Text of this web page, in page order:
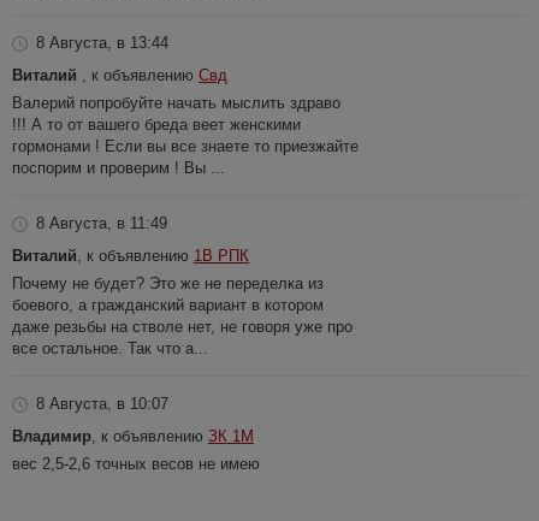
8 Августа, в 13:44
Виталий , к объявлению Свд
Валерий попробуйте начать мыслить здраво
!!! А то от вашего бреда веет женскими
гормонами ! Если вы все знаете то приезжайте
поспорим и проверим ! Вы ...
8 Августа, в 11:49
Виталий, к объявлению 1В РПК
Почему не будет? Это же не переделка из
боевого, а гражданский вариант в котором
даже резьбы на стволе нет, не говоря уже про
все остальное. Так что а...
8 Августа, в 10:07
Владимир, к объявлению ЗК 1М
вес 2,5-2,6 точных весов не имею